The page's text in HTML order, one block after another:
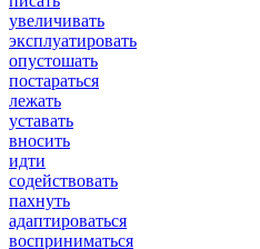
увеличивать
эксплуатировать
опустошать
постараться
лежать
уставать
вносить
идти
содействовать
пахнуть
адаптироваться
восприниматься